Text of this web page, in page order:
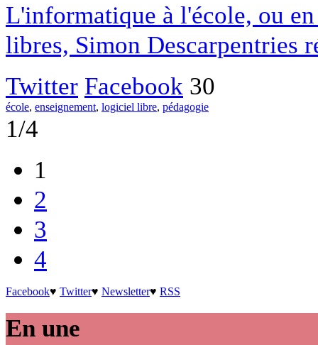
L'informatique à l'école, ou
libres, Simon Descarpentries
Twitter Facebook 30
école, enseignement, logiciel libre, pédagogie
1/4
1
2
3
4
Facebook♥ Twitter♥ Newsletter♥ RSS
En une